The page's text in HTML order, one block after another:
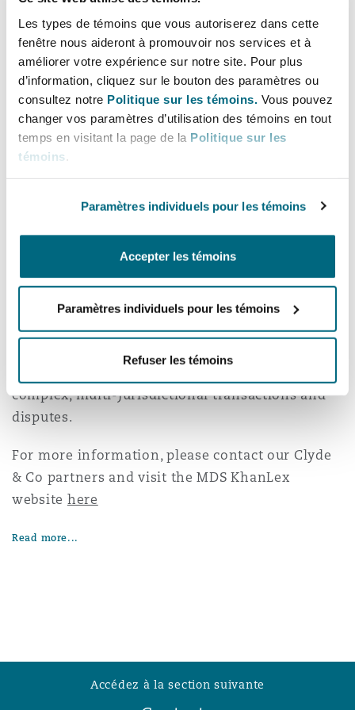
Les types de témoins que vous autoriserez dans cette
fenêtre nous aideront à promouvoir nos services et à
améliorer votre expérience sur notre site. Pour plus
d’information, cliquez sur le bouton des paramètres ou
consultez notre Politique sur les témoins. Vous pouvez
changer vos paramètres d’utilisation des témoins en tout
temps en visitant la page de la Politique sur les
témoins
Paramètres individuels pour les témoins
Accepter les témoins
Paramètres individuels pour les témoins
Refuser les témoins
Entretien, réparation et
Droit aérien commercial
Couverture d’assurance
Droit maritime
Responsabilité du fabricant
produits
Assurance biens
Assurance spécialisée
Jersey
Francisco
The St Botolph Building
Our Ulaanbaatar associated office advises clients
on dealings with the legislative, executive and
judicial branches of the Mongolian Government.
The dedicated team also offer complete legal
services across banking & finance, corporate
M&A, capital markets, dispute resolution and
intellectual property.
Mongolia is a vibrant developing economy that
consolidated approach to local and international
legal advice.
Clyde & Co is widely recognised for our work in
and with fast-moving and volatile emerging
complex, multi-jurisdictional transactions and
disputes.
For more information, please contact our Clyde
& Co partners and visit the MDS KhanLex
website here
Read more...
Accédez à la section suivante